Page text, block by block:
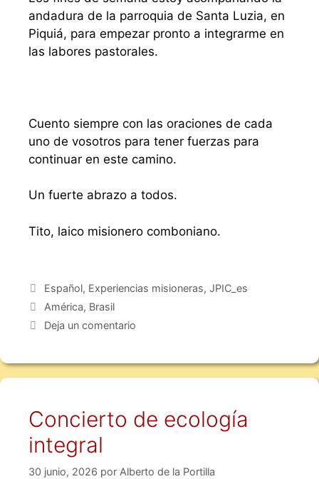
andadura de la parroquia de Santa Luzia, en
Piquiá, para empezar pronto a integrarme en
las labores pastorales.
Cuento siempre con las oraciones de cada
uno de vosotros para tener fuerzas para
continuar en este camino.
Un fuerte abrazo a todos.
Tito, laico misionero comboniano.
Español, Experiencias misioneras, JPIC_es
América, Brasil
Deja un comentario
Concierto de ecología
integral
30 junio, 2026 por Alberto de la Portilla